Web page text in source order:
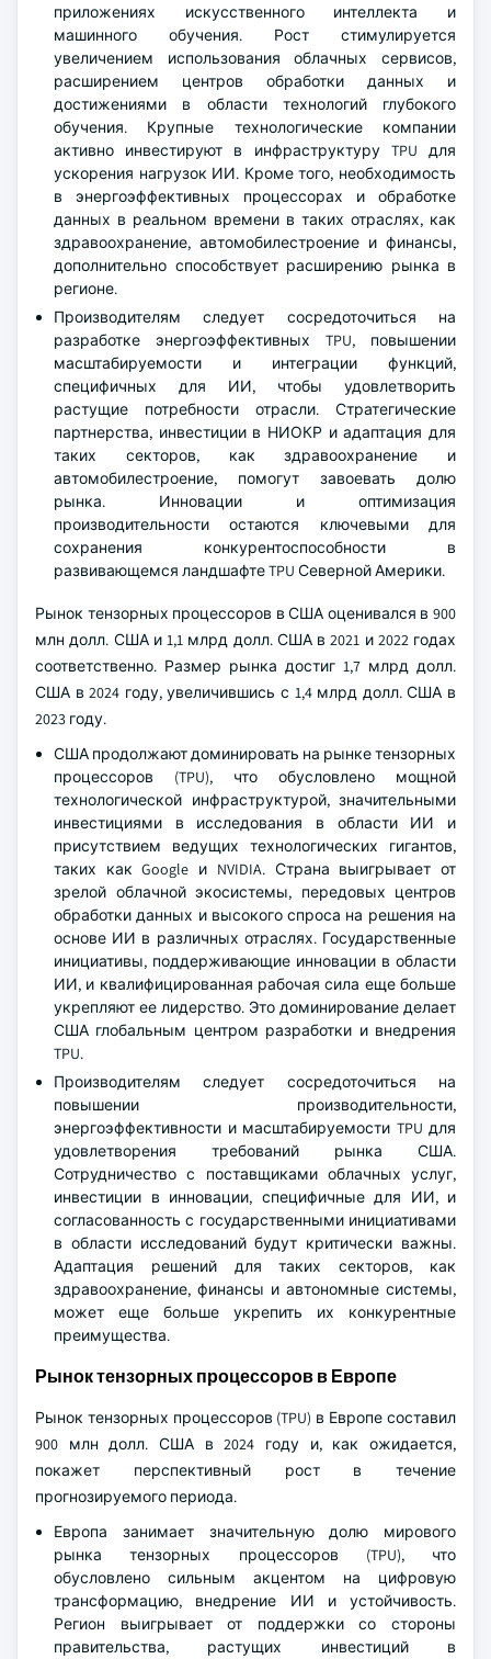
приложениях искусственного интеллекта и
машинного обучения. Рост стимулируется
увеличением использования облачных сервисов,
расширением центров обработки данных и
достижениями в области технологий глубокого
обучения. Крупные технологические компании
активно инвестируют в инфраструктуру TPU для
ускорения нагрузок ИИ. Кроме того, необходимость
в энергоэффективных процессорах и обработке
данных в реальном времени в таких отраслях, как
здравоохранение, автомобилестроение и финансы,
дополнительно способствует расширению рынка в
регионе.
Производителям следует сосредоточиться на
разработке энергоэффективных TPU, повышении
масштабируемости и интеграции функций,
специфичных для ИИ, чтобы удовлетворить
растущие потребности отрасли. Стратегические
партнерства, инвестиции в НИОКР и адаптация для
таких секторов, как здравоохранение и
автомобилестроение, помогут завоевать долю
рынка. Инновации и оптимизация
производительности остаются ключевыми для
сохранения конкурентоспособности в
развивающемся ландшафте TPU Северной Америки.
Рынок тензорных процессоров в США оценивался в 900
млн долл. США и 1,1 млрд долл. США в 2021 и 2022 годах
соответственно. Размер рынка достиг 1,7 млрд долл.
США в 2024 году, увеличившись с 1,4 млрд долл. США в
2023 году.
США продолжают доминировать на рынке тензорных
процессоров (TPU), что обусловлено мощной
технологической инфраструктурой, значительными
инвестициями в исследования в области ИИ и
присутствием ведущих технологических гигантов,
таких как Google и NVIDIA. Страна выигрывает от
зрелой облачной экосистемы, передовых центров
обработки данных и высокого спроса на решения на
основе ИИ в различных отраслях. Государственные
инициативы, поддерживающие инновации в области
ИИ, и квалифицированная рабочая сила еще больше
укрепляют ее лидерство. Это доминирование делает
США глобальным центром разработки и внедрения
TPU.
Производителям следует сосредоточиться на
повышении производительности,
энергоэффективности и масштабируемости TPU для
удовлетворения требований рынка США.
Сотрудничество с поставщиками облачных услуг,
инвестиции в инновации, специфичные для ИИ, и
согласованность с государственными инициативами
в области исследований будут критически важны.
Адаптация решений для таких секторов, как
здравоохранение, финансы и автономные системы,
может еще больше укрепить их конкурентные
преимущества.
Рынок тензорных процессоров в Европе
Рынок тензорных процессоров (TPU) в Европе составил
900 млн долл. США в 2024 году и, как ожидается,
покажет перспективный рост в течение
прогнозируемого периода.
Европа занимает значительную долю мирового
рынка тензорных процессоров (TPU), что
обусловлено сильным акцентом на цифровую
трансформацию, внедрение ИИ и устойчивость.
Регион выигрывает от поддержки со стороны
правительства, растущих инвестиций в